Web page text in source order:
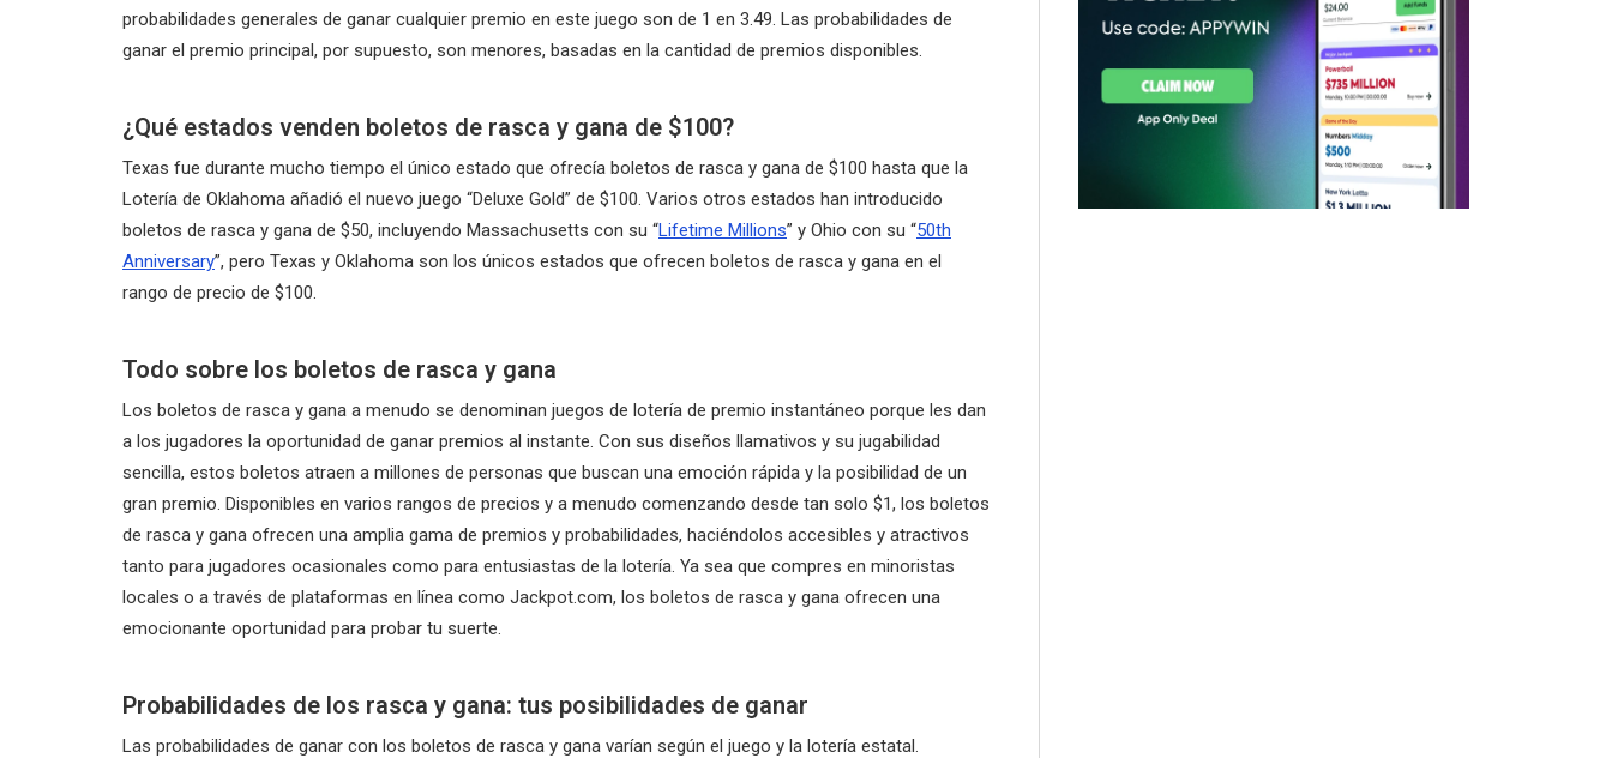
probabilidades generales de ganar cualquier premio en este juego son de 1 en 3.49. Las probabilidades de
ganar el premio principal, por supuesto, son menores, basadas en la cantidad de premios disponibles.
¿Qué estados venden boletos de rasca y gana de $100?
Texas fue durante mucho tiempo el único estado que ofrecía boletos de rasca y gana de $100 hasta que la
Lotería de Oklahoma añadió el nuevo juego “Deluxe Gold” de $100. Varios otros estados han introducido
boletos de rasca y gana de $50, incluyendo Massachusetts con su “Lifetime Millions” y Ohio con su “50th
Anniversary”, pero Texas y Oklahoma son los únicos estados que ofrecen boletos de rasca y gana en el
rango de precio de $100.
Todo sobre los boletos de rasca y gana
Los boletos de rasca y gana a menudo se denominan juegos de lotería de premio instantáneo porque les dan
a los jugadores la oportunidad de ganar premios al instante. Con sus diseños llamativos y su jugabilidad
sencilla, estos boletos atraen a millones de personas que buscan una emoción rápida y la posibilidad de un
gran premio. Disponibles en varios rangos de precios y a menudo comenzando desde tan solo $1, los boletos
de rasca y gana ofrecen una amplia gama de premios y probabilidades, haciéndolos accesibles y atractivos
tanto para jugadores ocasionales como para entusiastas de la lotería. Ya sea que compres en minoristas
locales o a través de plataformas en línea como Jackpot.com, los boletos de rasca y gana ofrecen una
emocionante oportunidad para probar tu suerte.
Probabilidades de los rasca y gana: tus posibilidades de ganar
Las probabilidades de ganar con los boletos de rasca y gana varían según el juego y la lotería estatal.